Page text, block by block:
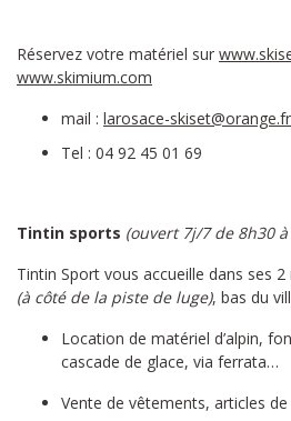
Réservez votre matériel sur
www.skimium.com
mail : larosace-skiset@orange.fr
Tel : 04 92 45 01 69
Tintin sports (ouvert 7j/7 de 8h30 à
Tintin Sport vous accueille dans ses
(à côté de la piste de luge), bas du
Location de matériel d’alpin,
cascade de glace, via ferrata…
Vente de vêtements, articles